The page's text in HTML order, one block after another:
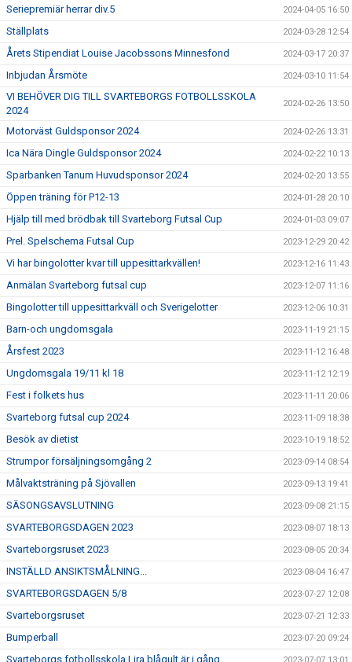
Seriepremiär herrar div.5 2024-04-05 16:50
Ställplats 2024-03-28 12:54
Årets Stipendiat Louise Jacobssons Minnesfond 2024-03-17 20:37
Inbjudan Årsmöte 2024-03-10 11:54
VI BEHÖVER DIG TILL SVARTEBORGS FOTBOLLSSKOLA
2024
2024-02-26 13:50
Motorväst Guldsponsor 2024 2024-02-26 13:31
Ica Nära Dingle Guldsponsor 2024 2024-02-22 10:13
Sparbanken Tanum Huvudsponsor 2024 2024-02-20 13:55
Öppen träning för P12-13 2024-01-28 20:10
Hjälp till med brödbak till Svarteborg Futsal Cup 2024-01-03 09:07
Prel. Spelschema Futsal Cup 2023-12-29 20:42
Vi har bingolotter kvar till uppesittarkvällen! 2023-12-16 11:43
Anmälan Svarteborg futsal cup 2023-12-07 11:16
Bingolotter till uppesittarkväll och Sverigelotter 2023-12-06 10:31
Barn-och ungdomsgala 2023-11-19 21:15
Årsfest 2023 2023-11-12 16:48
Ungdomsgala 19/11 kl 18 2023-11-12 12:19
Fest i folkets hus 2023-11-11 20:06
Svarteborg futsal cup 2024 2023-11-09 18:38
Besök av dietist 2023-10-19 18:52
Strumpor försäljningsomgång 2 2023-09-14 08:54
Målvaktsträning på Sjövallen 2023-09-13 19:41
SÄSONGSAVSLUTNING 2023-09-08 21:15
SVARTEBORGSDAGEN 2023 2023-08-07 18:13
Svarteborgsruset 2023 2023-08-05 20:34
INSTÄLLD ANSIKTSMÅLNING... 2023-08-04 16:47
SVARTEBORGSDAGEN 5/8 2023-07-27 12:08
Svarteborgsruset 2023-07-21 12:33
Bumperball 2023-07-20 09:24
Svarteborgs fotbollsskola Lira blågult är i gång